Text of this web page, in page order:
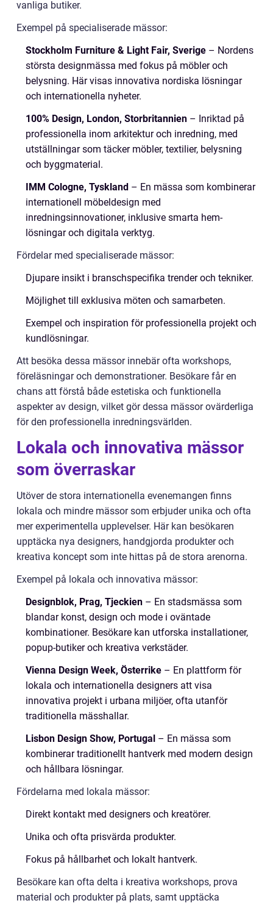
vanliga butiker.
Exempel på specialiserade mässor:
Stockholm Furniture & Light Fair, Sverige – Nordens
största designmässa med fokus på möbler och
belysning. Här visas innovativa nordiska lösningar
och internationella nyheter.
100% Design, London, Storbritannien – Inriktad på
professionella inom arkitektur och inredning, med
utställningar som täcker möbler, textilier, belysning
och byggmaterial.
IMM Cologne, Tyskland – En mässa som kombinerar
internationell möbeldesign med
inredningsinnovationer, inklusive smarta hem-
lösningar och digitala verktyg.
Fördelar med specialiserade mässor:
Djupare insikt i branschspecifika trender och tekniker.
Möjlighet till exklusiva möten och samarbeten.
Exempel och inspiration för professionella projekt och
kundlösningar.
Att besöka dessa mässor innebär ofta workshops,
föreläsningar och demonstrationer. Besökare får en
chans att förstå både estetiska och funktionella
aspekter av design, vilket gör dessa mässor ovärderliga
för den professionella inredningsvärlden.
Lokala och innovativa mässor
som överraskar
Utöver de stora internationella evenemangen finns
lokala och mindre mässor som erbjuder unika och ofta
mer experimentella upplevelser. Här kan besökaren
upptäcka nya designers, handgjorda produkter och
kreativa koncept som inte hittas på de stora arenorna.
Exempel på lokala och innovativa mässor:
Designblok, Prag, Tjeckien – En stadsmässa som
blandar konst, design och mode i oväntade
kombinationer. Besökare kan utforska installationer,
popup-butiker och kreativa verkstäder.
Vienna Design Week, Österrike – En plattform för
lokala och internationella designers att visa
innovativa projekt i urbana miljöer, ofta utanför
traditionella mässhallar.
Lisbon Design Show, Portugal – En mässa som
kombinerar traditionellt hantverk med modern design
och hållbara lösningar.
Fördelarna med lokala mässor:
Direkt kontakt med designers och kreatörer.
Unika och ofta prisvärda produkter.
Fokus på hållbarhet och lokalt hantverk.
Besökare kan ofta delta i kreativa workshops, prova
material och produkter på plats, samt upptäcka